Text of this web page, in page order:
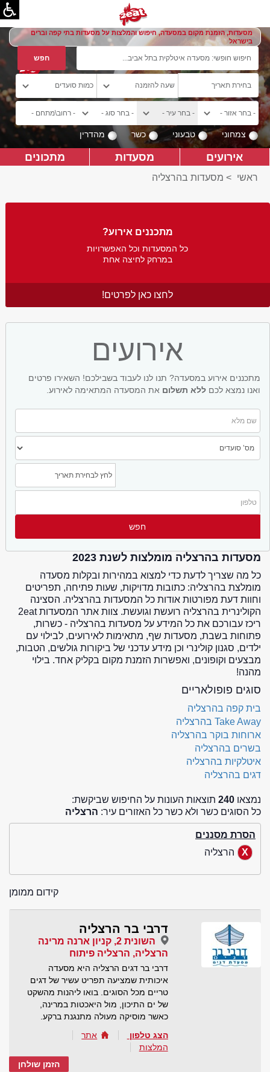
מסעדות, הזמנת מקום במסעדה, חיפוש והמלצות על מסעדות בתי קפה וברים
בישראל
צמחוני טבעוני כשר מהדרין
אירועים מסעדות מתכונים
ראשי > מסעדות בהרצליה
מתכננים אירוע?
כל המסעדות וכל האפשרויות
במרחק לחיצה אחת
לחצו כאן לפרטים!
אירועים
מתכננים אירוע במסעדה? תנו לנו לעבוד בשבילכם! השאירו פרטים
ואנו נמצא לכם ללא תשלום את המסעדה המתאימה לאירוע.
מסעדות בהרצליה מומלצות לשנת 2023
כל מה שצריך לדעת כדי למצוא במהירות ובקלות מסעדה
מומלצת בהרצליה: כתובות מדויקות, שעות פתיחה, תפריטים
וחוות דעת מפורטות אודות כל המסעדות בהרצליה. הסצינה
הקולינרית בהרצליה רועשת וגועשת. צוות אתר המסעדות 2eat
ריכז עבורכם את כל המידע על מסעדות בהרצליה - כשרות,
פתוחות בשבת, מסעדות שף, מתאימות לאירועים, לבילוי עם
ילדים, סגנון קולינרי וכן מידע עדכני של ביקורות גולשים, הטבות,
מבצעים וקופונים, ואפשרות הזמנת מקום בקליק אחד. בילוי
מהנה!
סוגים פופולאריים
בית קפה בהרצליה
Take Away בהרצליה
ארוחות בוקר בהרצליה
בשרים בהרצליה
איטלקיות בהרצליה
דגים בהרצליה
נמצאו 240 תוצאות העונות על החיפוש שביקשת:
כל הסוגים כשר ולא כשר כל האזורים עיר: הרצליה
הסרת מסננים
הרצליה
קידום ממומן
דרבי בר הרצליה
השונית 2, קניון ארנה מרינה
הרצליה, הרצליה פיתוח
דרבי בר דגים הרצליה היא מסעדה
איכותית שמציעה תפריט עשיר של דגים
טריים מכל הסוגים. בואו ליהנות מהשקט
של ים התיכון, מול היאכטות במרינה,
כאשר מוסיקה מעולה מתנגנת ברקע.
הצג טלפון
אתר
המלצות
הזמן שולחן